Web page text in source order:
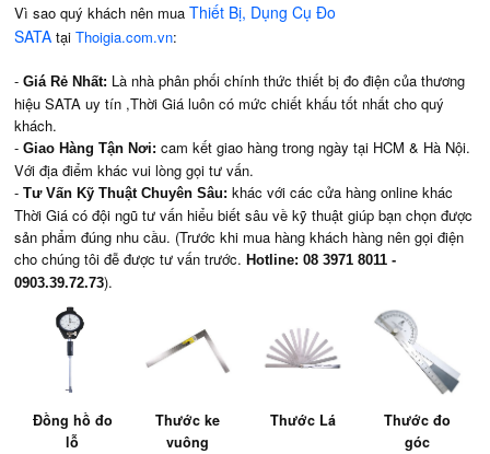
Vì sao quý khách nên muaThiết Bị, Dụng Cụ Đo
SATA tạiThoigia.com.vn:
-Giá Rẻ Nhất: Là nhà phân phối chính thức thiết bị đo điện của thương
hiệu SATA uy tín ,Thời Giá luôn có mức chiết khấu tốt nhất cho quý
khách.
-Giao Hàng Tận Nơi:cam kết giao hàng trong ngày tại HCM & Hà Nội.
Với địa điểm khác vui lòng gọi tư vấn.
-Tư Vấn Kỹ Thuật Chuyên Sâu: khác với các cửa hàng online khác
Thời Giá có đội ngũ tư vấn hiểu biết sâu về kỹ thuật giúp bạn chọn được
sản phẩm đúng nhu cầu. (Trước khi mua hàng khách hàng nên gọi điện
cho chúng tôi đễ được tư vấn trước.Hotline: 08 3971 8011 -
0903.39.72.73).
Đồng hồ đo
lỗ
Thước ke
vuông
Thước Lá
Thước đo
góc